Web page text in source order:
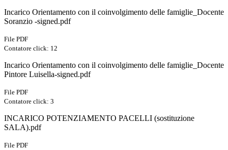
Incarico Orientamento con il coinvolgimento delle famiglie_Docente
Soranzio -signed.pdf
File PDF
Contatore click: 12
Incarico Orientamento con il coinvolgimento delle famiglie_Docente
Pintore Luisella-signed.pdf
File PDF
Contatore click: 3
INCARICO POTENZIAMENTO PACELLI (sostituzione
SALA).pdf
File PDF